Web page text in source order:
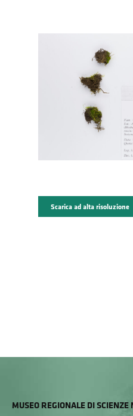
Scarica ad alta risoluzione
MUSEO REGIONALE DI